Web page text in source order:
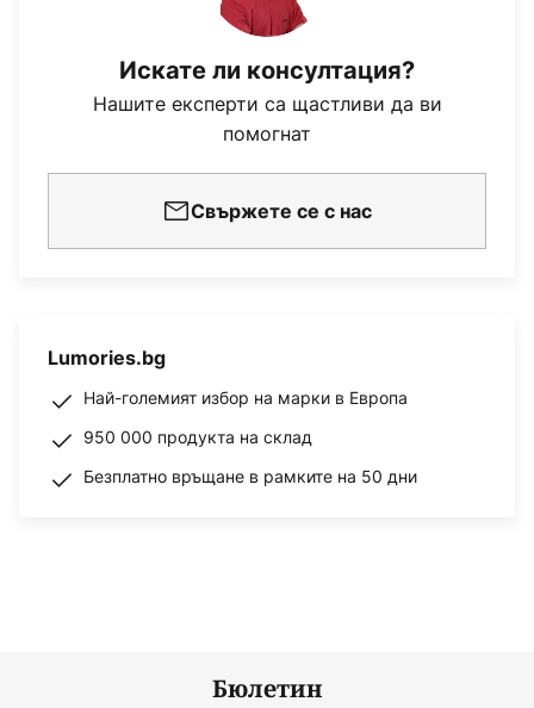
Искате ли консултация?
Нашите експерти са щастливи да ви
помогнат
Свържете се с нас
Lumories.bg
Най-големият избор на марки в Европа
950 000 продукта на склад
Безплатно връщане в рамките на 50 дни
Бюлетин